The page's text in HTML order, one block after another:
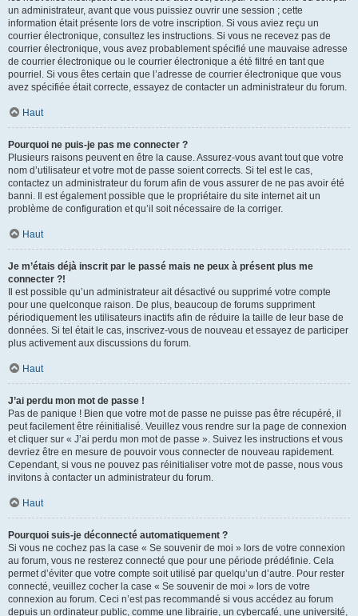
un administrateur, avant que vous puissiez ouvrir une session ; cette
information était présente lors de votre inscription. Si vous aviez reçu un
courrier électronique, consultez les instructions. Si vous ne recevez pas de
courrier électronique, vous avez probablement spécifié une mauvaise adresse
de courrier électronique ou le courrier électronique a été filtré en tant que
pourriel. Si vous êtes certain que l’adresse de courrier électronique que vous
avez spécifiée était correcte, essayez de contacter un administrateur du forum.
Haut
Pourquoi ne puis-je pas me connecter ?
Plusieurs raisons peuvent en être la cause. Assurez-vous avant tout que votre
nom d’utilisateur et votre mot de passe soient corrects. Si tel est le cas,
contactez un administrateur du forum afin de vous assurer de ne pas avoir été
banni. Il est également possible que le propriétaire du site internet ait un
problème de configuration et qu’il soit nécessaire de la corriger.
Haut
Je m’étais déjà inscrit par le passé mais ne peux à présent plus me
connecter ?!
Il est possible qu’un administrateur ait désactivé ou supprimé votre compte
pour une quelconque raison. De plus, beaucoup de forums suppriment
périodiquement les utilisateurs inactifs afin de réduire la taille de leur base de
données. Si tel était le cas, inscrivez-vous de nouveau et essayez de participer
plus activement aux discussions du forum.
Haut
J’ai perdu mon mot de passe !
Pas de panique ! Bien que votre mot de passe ne puisse pas être récupéré, il
peut facilement être réinitialisé. Veuillez vous rendre sur la page de connexion
et cliquer sur « J’ai perdu mon mot de passe ». Suivez les instructions et vous
devriez être en mesure de pouvoir vous connecter de nouveau rapidement.
Cependant, si vous ne pouvez pas réinitialiser votre mot de passe, nous vous
invitons à contacter un administrateur du forum.
Haut
Pourquoi suis-je déconnecté automatiquement ?
Si vous ne cochez pas la case « Se souvenir de moi » lors de votre connexion
au forum, vous ne resterez connecté que pour une période prédéfinie. Cela
permet d’éviter que votre compte soit utilisé par quelqu’un d’autre. Pour rester
connecté, veuillez cocher la case « Se souvenir de moi » lors de votre
connexion au forum. Ceci n’est pas recommandé si vous accédez au forum
depuis un ordinateur public, comme une librairie, un cybercafé, une université,